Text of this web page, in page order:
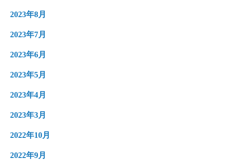
2023年8月
2023年7月
2023年6月
2023年5月
2023年4月
2023年3月
2022年10月
2022年9月